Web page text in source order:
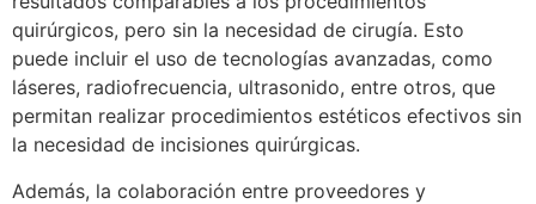
quirúrgicos, pero sin la necesidad de cirugía. Esto
puede incluir el uso de tecnologías avanzadas, como
láseres, radiofrecuencia, ultrasonido, entre otros, que
permitan realizar procedimientos estéticos efectivos sin
la necesidad de incisiones quirúrgicas.
Además, la colaboración entre proveedores y